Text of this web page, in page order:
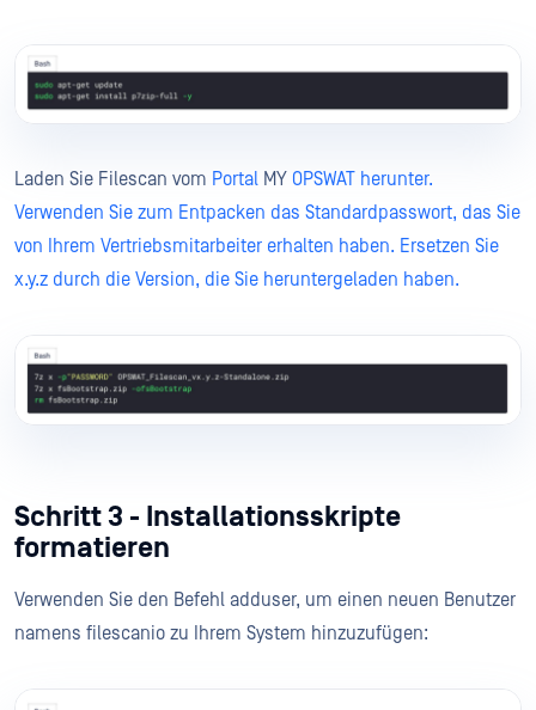
Laden Sie Filescan vom Portal MY OPSWAT herunter.
Verwenden Sie zum Entpacken das Standardpasswort, das Sie
von Ihrem Vertriebsmitarbeiter erhalten haben. Ersetzen Sie
x.y.z durch die Version, die Sie heruntergeladen haben.
Schritt 3 - Installationsskripte
formatieren
Verwenden Sie den Befehl adduser, um einen neuen Benutzer
namens filescanio zu Ihrem System hinzuzufügen: